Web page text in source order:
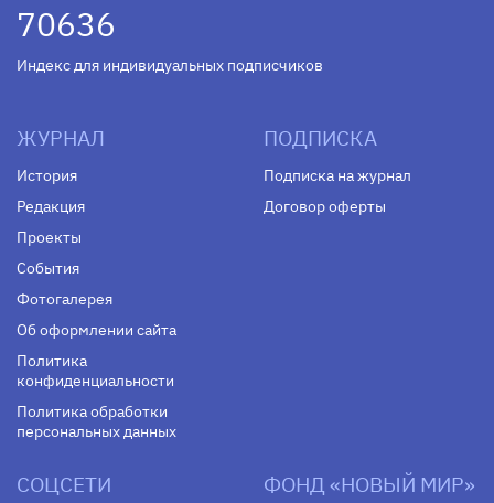
70636
Индекс для индивидуальных подписчиков
ЖУРНАЛ
История
Редакция
Проекты
События
Фотогалерея
Об оформлении сайта
Политика
конфиденциальности
Политика обработки
персональных данных
ПОДПИСКА
Подписка на журнал
Договор оферты
СОЦСЕТИ ФОНД «НОВЫЙ МИР»